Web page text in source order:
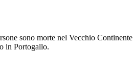
sono morte nel Vecchio Continente
in Portogallo.